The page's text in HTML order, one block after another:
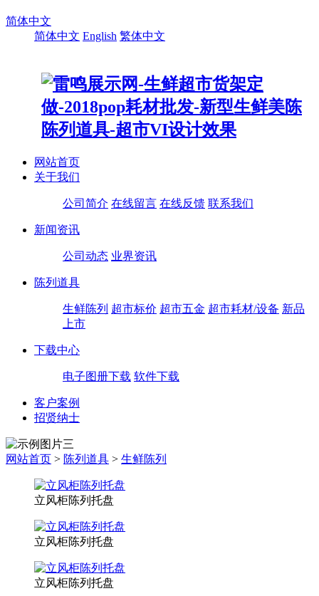
简体中文
简体中文 English 繁体中文
网站首页
关于我们
公司简介 在线留言 在线反馈 联系我们
新闻资讯
公司动态 业界资讯
陈列道具
生鲜陈列 超市标价 超市五金 超市耗材/设备 新品
上市
下载中心
电子图册下载 软件下载
客户案例
招贤纳士
网站首页 > 陈列道具 > 生鲜陈列
立风柜陈列托盘
立风柜陈列托盘
立风柜陈列托盘